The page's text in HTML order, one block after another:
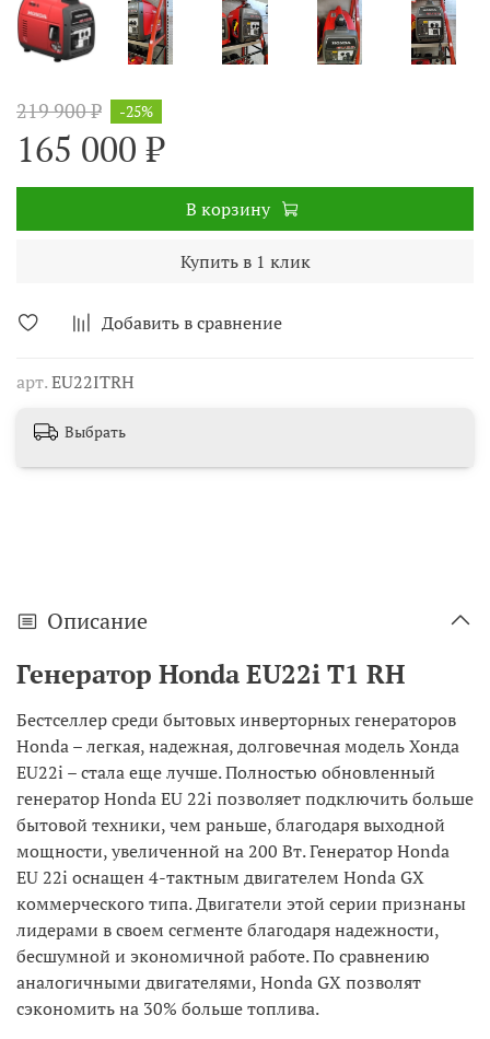
Добавить в сравнение
арт.EU22ITRH
219 900 ₽
165 000 ₽
-25%
В корзину
Купить в 1 клик
Выбрать
Описание
Генератор Honda EU22i T1 RH
Бестселлер среди бытовых инверторных генераторов
Honda – легкая, надежная, долговечная модель Хонда
EU22i – стала еще лучше. Полностью обновленный
генератор Honda EU 22i позволяет подключить больше
бытовой техники, чем раньше, благодаря выходной
мощности, увеличенной на 200 Вт. Генератор Honda
EU 22i оснащен 4-тактным двигателем Honda GX
коммерческого типа. Двигатели этой серии признаны
лидерами в своем сегменте благодаря надежности,
бесшумной и экономичной работе. По сравнению
аналогичными двигателями, Honda GX позволят
сэкономить на 30% больше топлива.